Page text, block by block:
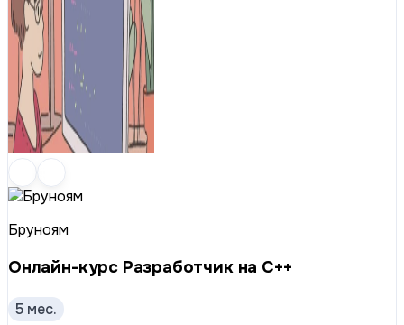
Бруноям
Онлайн-курс Разработчик на C++
5 мес.